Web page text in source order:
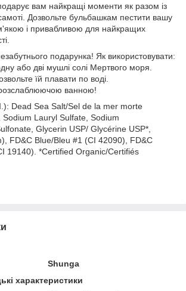
вам найкращі моменти як разом із
Дозвольте бульбашкам пестити вашу
і привабливою для найкращих
подарунка! Як використовувати:
або дві мушлі солі Мертвого моря.
їй плавати по воді.
ванною!
Dead Sea Salt/Sel de la mer morte
Lauryl Sulfate, Sodium
Glycerin USP/ Glycérine USP*,
FD&C Blue/Bleu #1 (CI 42090), FD&C
19140). *Certified Organic/Certifiés
Shunga
характеристики